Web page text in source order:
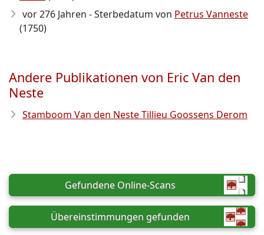
vor 276 Jahren - Sterbedatum von Petrus Vanneste
(1750)
Andere Publikationen von Eric Van den
Neste
Stamboom Van den Neste Tillieu Goossens Derom
Gefundene Online-Scans
Übereinstimmungen gefunden